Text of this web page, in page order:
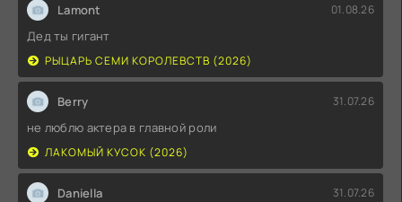
Lamont 01.08.26
Дед ты гигант
РЫЦАРЬ СЕМИ КОРОЛЕВСТВ (2026)
Berry 31.07.26
не люблю актера в главной роли
ЛАКОМЫЙ КУСОК (2026)
Daniella 31.07.26